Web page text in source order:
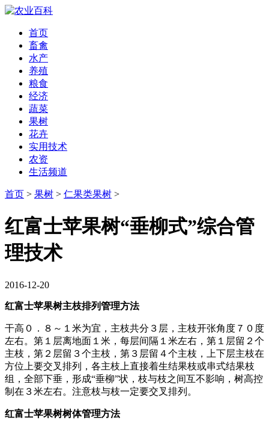
首页
畜禽
水产
养殖
粮食
经济
蔬菜
果树
花卉
实用技术
农资
生活频道
首页 > 果树 > 仁果类果树 >
红富士苹果树“垂柳式”综合管
理技术
2016-12-20
红富士苹果树主枝排列管理方法
干高０．８～１米为宜，主枝共分３层，主枝开张角度７０度
左右。第１层离地面１米，每层间隔１米左右，第１层留２个
主枝，第２层留３个主枝，第３层留４个主枝，上下层主枝在
方位上要交叉排列，各主枝上直接着生结果枝或串式结果枝
组，全部下垂，形成“垂柳”状，枝与枝之间互不影响，树高控
制在３米左右。注意枝与枝一定要交叉排列。
红富士苹果树树体管理方法